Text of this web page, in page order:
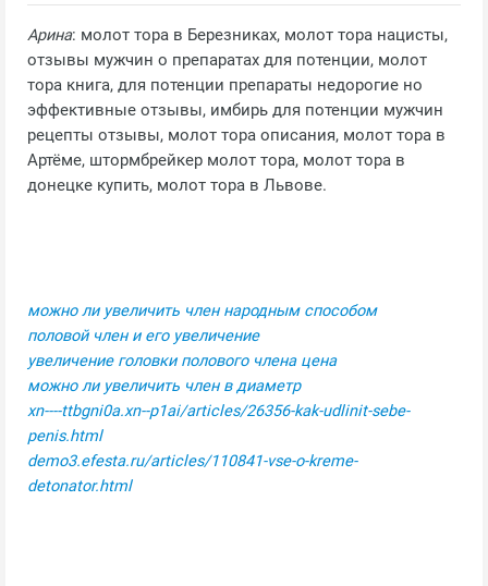
Арина: молот тора в Березниках, молот тора нацисты,
отзывы мужчин о препаратах для потенции, молот
тора книга, для потенции препараты недорогие но
эффективные отзывы, имбирь для потенции мужчин
рецепты отзывы, молот тора описания, молот тора в
Артёме, штормбрейкер молот тора, молот тора в
донецке купить, молот тора в Львове.
можно ли увеличить член народным способом
половой член и его увеличение
увеличение головки полового члена цена
можно ли увеличить член в диаметр
xn----ttbgni0a.xn--p1ai/articles/26356-kak-udlinit-sebe-
penis.html
demo3.efesta.ru/articles/110841-vse-o-kreme-
detonator.html